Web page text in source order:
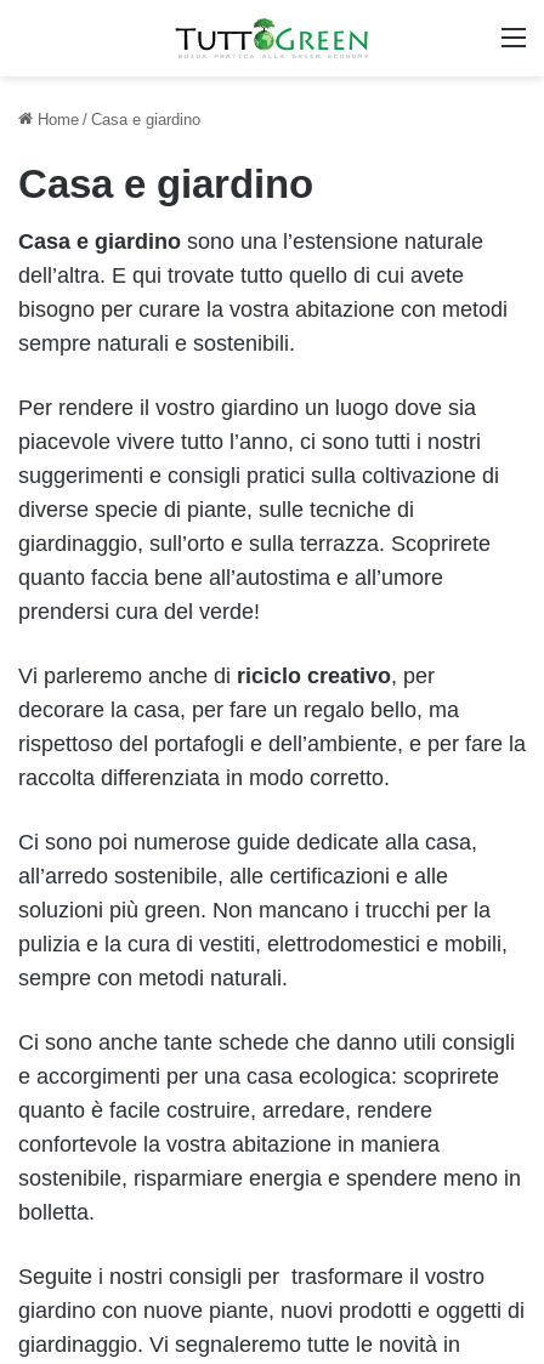
Home / Casa e giardino
Casa e giardino
Casa e giardino sono una l’estensione naturale
dell’altra. E qui trovate tutto quello di cui avete
bisogno per curare la vostra abitazione con metodi
sempre naturali e sostenibili.
Per rendere il vostro giardino un luogo dove sia
piacevole vivere tutto l’anno, ci sono tutti i nostri
suggerimenti e consigli pratici sulla coltivazione di
diverse specie di piante, sulle tecniche di
giardinaggio, sull’orto e sulla terrazza. Scoprirete
quanto faccia bene all’autostima e all’umore
prendersi cura del verde!
Vi parleremo anche di riciclo creativo, per
decorare la casa, per fare un regalo bello, ma
rispettoso del portafogli e dell’ambiente, e per fare la
raccolta differenziata in modo corretto.
Ci sono poi numerose guide dedicate alla casa,
all’arredo sostenibile, alle certificazioni e alle
soluzioni più green. Non mancano i trucchi per la
pulizia e la cura di vestiti, elettrodomestici e mobili,
sempre con metodi naturali.
Ci sono anche tante schede che danno utili consigli
e accorgimenti per una casa ecologica: scoprirete
quanto è facile costruire, arredare, rendere
confortevole la vostra abitazione in maniera
sostenibile, risparmiare energia e spendere meno in
bolletta.
Seguite i nostri consigli per trasformare il vostro
giardino con nuove piante, nuovi prodotti e oggetti di
giardinaggio. Vi segnaleremo tutte le novità in